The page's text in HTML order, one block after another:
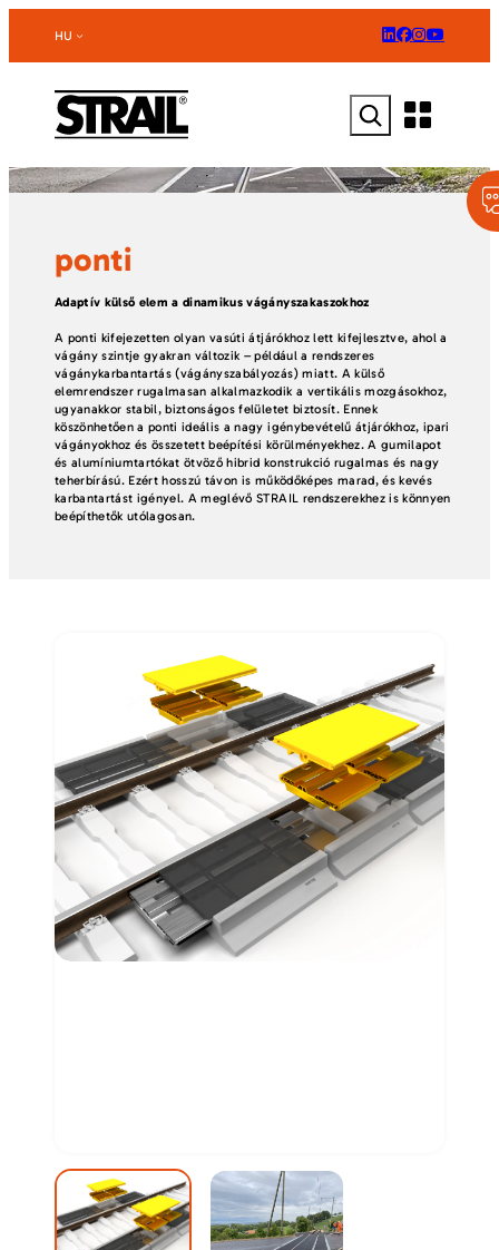
HU
Keresés
ponti
Adaptív külső elem a dinamikus vágányszakaszokhoz
A ponti kifejezetten olyan vasúti átjárókhoz lett kifejlesztve, ahol a
vágány szintje gyakran változik – például a rendszeres
vágánykarbantartás (vágányszabályozás) miatt. A külső
elemrendszer rugalmasan alkalmazkodik a vertikális mozgásokhoz,
ugyanakkor stabil, biztonságos felületet biztosít. Ennek
köszönhetően a ponti ideális a nagy igénybevételű átjárókhoz, ipari
vágányokhoz és összetett beépítési körülményekhez. A gumilapot
és alumíniumtartókat ötvöző hibrid konstrukció rugalmas és nagy
teherbírású. Ezért hosszú távon is működőképes marad, és kevés
karbantartást igényel. A meglévő STRAIL rendszerekhez is könnyen
beépíthetők utólagosan.